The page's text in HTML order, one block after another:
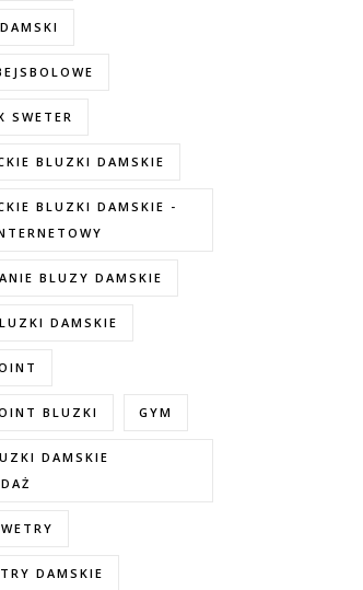
SWETER
BLUZKI DAMSKIE
BLUZKI DAMSKIE -
BLUZY DAMSKIE
DAMSKIE
BLUZKI GYM
DAMSKIE
DAMSKIE